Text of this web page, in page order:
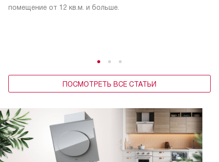
помещение от 12 кв.м. и больше.
ПОСМОТРЕТЬ ВСЕ СТАТЬИ